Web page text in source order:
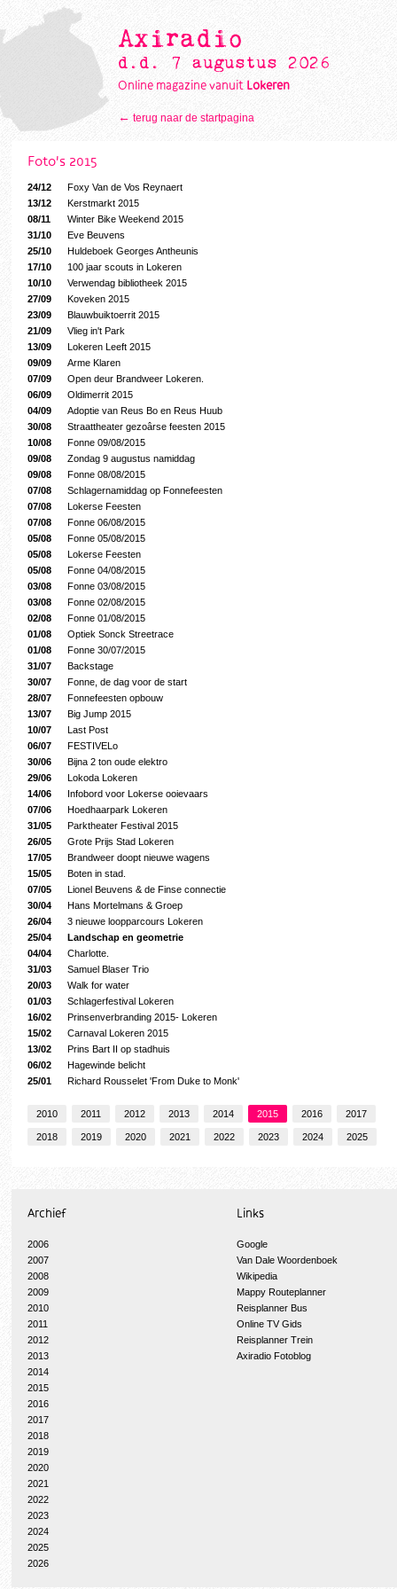
Axiradio
d.d. 7 augustus 2026
Online magazine vanuit Lokeren
← terug naar de startpagina
Foto's 2015
24/12
Foxy Van de Vos Reynaert
13/12
Kerstmarkt 2015
08/11
Winter Bike Weekend 2015
31/10
Eve Beuvens
25/10
Huldeboek Georges Antheunis
17/10
100 jaar scouts in Lokeren
10/10
Verwendag bibliotheek 2015
27/09
Koveken 2015
23/09
Blauwbuiktoerrit 2015
21/09
Vlieg in't Park
13/09
Lokeren Leeft 2015
09/09
Arme Klaren
07/09
Open deur Brandweer Lokeren.
06/09
Oldimerrit 2015
04/09
Adoptie van Reus Bo en Reus Huub
30/08
Straattheater gezoârse feesten 2015
10/08
Fonne 09/08/2015
09/08
Zondag 9 augustus namiddag
09/08
Fonne 08/08/2015
07/08
Schlagernamiddag op Fonnefeesten
07/08
Lokerse Feesten
07/08
Fonne 06/08/2015
05/08
Fonne 05/08/2015
05/08
Lokerse Feesten
05/08
Fonne 04/08/2015
03/08
Fonne 03/08/2015
03/08
Fonne 02/08/2015
02/08
Fonne 01/08/2015
01/08
Optiek Sonck Streetrace
01/08
Fonne 30/07/2015
31/07
Backstage
30/07
Fonne, de dag voor de start
28/07
Fonnefeesten opbouw
13/07
Big Jump 2015
10/07
Last Post
06/07
FESTIVELo
30/06
Bijna 2 ton oude elektro
29/06
Lokoda Lokeren
14/06
Infobord voor Lokerse ooievaars
07/06
Hoedhaarpark Lokeren
31/05
Parktheater Festival 2015
26/05
Grote Prijs Stad Lokeren
17/05
Brandweer doopt nieuwe wagens
15/05
Boten in stad.
07/05
Lionel Beuvens & de Finse connectie
30/04
Hans Mortelmans & Groep
26/04
3 nieuwe loopparcours Lokeren
25/04
Landschap en geometrie
04/04
Charlotte.
31/03
Samuel Blaser Trio
20/03
Walk for water
01/03
Schlagerfestival Lokeren
16/02
Prinsenverbranding 2015- Lokeren
15/02
Carnaval Lokeren 2015
13/02
Prins Bart II op stadhuis
06/02
Hagewinde belicht
25/01
Richard Rousselet 'From Duke to Monk'
2010 2011 2012 2013 2014 2015 2016 2017
2018 2019 2020 2021 2022 2023 2024 2025
Archief
2006
2007
2008
2009
2010
2011
2012
2013
2014
2015
2016
2017
2018
2019
2020
2021
2022
2023
2024
2025
2026
Links
Google
Van Dale Woordenboek
Wikipedia
Mappy Routeplanner
Reisplanner Bus
Online TV Gids
Reisplanner Trein
Axiradio Fotoblog